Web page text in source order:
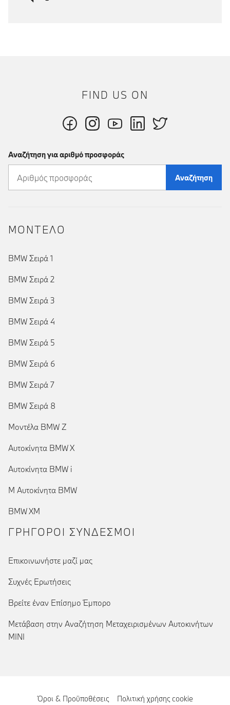
FIND US ON
Αναζήτηση για αριθμό προσφοράς
Αναζήτηση
ΜΟΝΤΕΛΟ
BMW Σειρά 1
BMW Σειρά 2
BMW Σειρά 3
BMW Σειρά 4
BMW Σειρά 5
BMW Σειρά 6
BMW Σειρά 7
BMW Σειρά 8
Μοντέλα BMW Z
Αυτοκίνητα BMW X
Αυτοκίνητα BMW i
Μ Αυτοκίνητα BMW
BMW XM
ΓΡΉΓΟΡΟΙ ΣΎΝΔΕΣΜΟΙ
Επικοινωνήστε μαζί μας
Συχνές Ερωτήσεις
Βρείτε έναν Επίσημο Έμπορο
Μετάβαση στην Αναζήτηση Μεταχειρισμένων Αυτοκινήτων
MINI
Όροι & Προϋποθέσεις Πολιτική χρήσης cookie